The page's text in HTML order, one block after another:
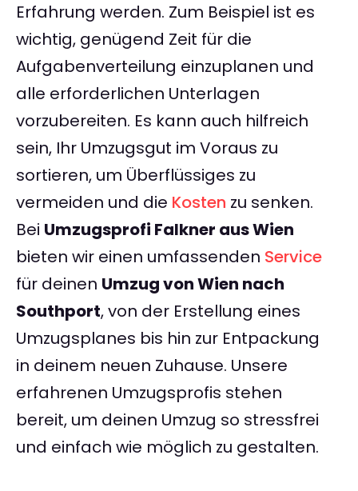
Erfahrung werden. Zum Beispiel ist es
wichtig, genügend Zeit für die
Aufgabenverteilung einzuplanen und
alle erforderlichen Unterlagen
vorzubereiten. Es kann auch hilfreich
sein, Ihr Umzugsgut im Voraus zu
sortieren, um Überflüssiges zu
vermeiden und die Kosten zu senken.
Bei Umzugsprofi Falkner aus Wien
bieten wir einen umfassenden Service
für deinen Umzug von Wien nach
Southport, von der Erstellung eines
Umzugsplanes bis hin zur Entpackung
in deinem neuen Zuhause. Unsere
erfahrenen Umzugsprofis stehen
bereit, um deinen Umzug so stressfrei
und einfach wie möglich zu gestalten.